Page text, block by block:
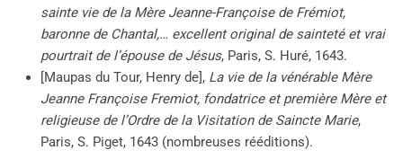
sainte vie de la Mère Jeanne-Françoise de Frémiot,
baronne de Chantal,… excellent original de sainteté et vrai
pourtrait de l’épouse de Jésus, Paris, S. Huré, 1643.
[Maupas du Tour, Henry de], La vie de la vénérable Mère
Jeanne Françoise Fremiot, fondatrice et première Mère et
religieuse de l’Ordre de la Visitation de Saincte Marie,
Paris, S. Piget, 1643 (nombreuses rééditions).